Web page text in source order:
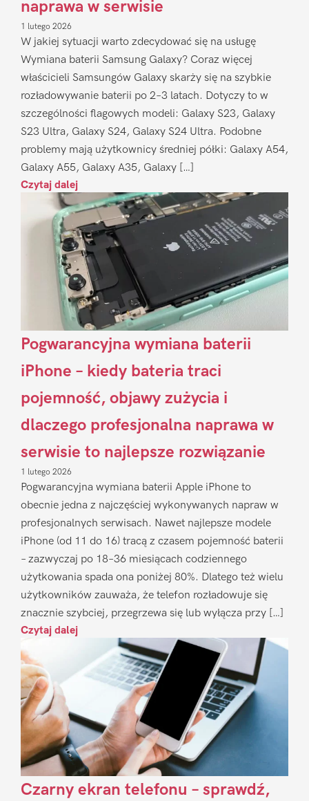
naprawa w serwisie
1 lutego 2026
W jakiej sytuacji warto zdecydować się na usługę
Wymiana baterii Samsung Galaxy? Coraz więcej
właścicieli Samsungów Galaxy skarży się na szybkie
rozładowywanie baterii po 2–3 latach. Dotyczy to w
szczególności flagowych modeli: Galaxy S23, Galaxy
S23 Ultra, Galaxy S24, Galaxy S24 Ultra. Podobne
problemy mają użytkownicy średniej półki: Galaxy A54,
Galaxy A55, Galaxy A35, Galaxy […]
Czytaj dalej
Pogwarancyjna wymiana baterii
iPhone – kiedy bateria traci
pojemność, objawy zużycia i
dlaczego profesjonalna naprawa w
serwisie to najlepsze rozwiązanie
1 lutego 2026
Pogwarancyjna wymiana baterii Apple iPhone to
obecnie jedna z najczęściej wykonywanych napraw w
profesjonalnych serwisach. Nawet najlepsze modele
iPhone (od 11 do 16) tracą z czasem pojemność baterii
– zazwyczaj po 18–36 miesiącach codziennego
użytkowania spada ona poniżej 80%. Dlatego też wielu
użytkowników zauważa, że telefon rozładowuje się
znacznie szybciej, przegrzewa się lub wyłącza przy […]
Czytaj dalej
Czarny ekran telefonu – sprawdź,